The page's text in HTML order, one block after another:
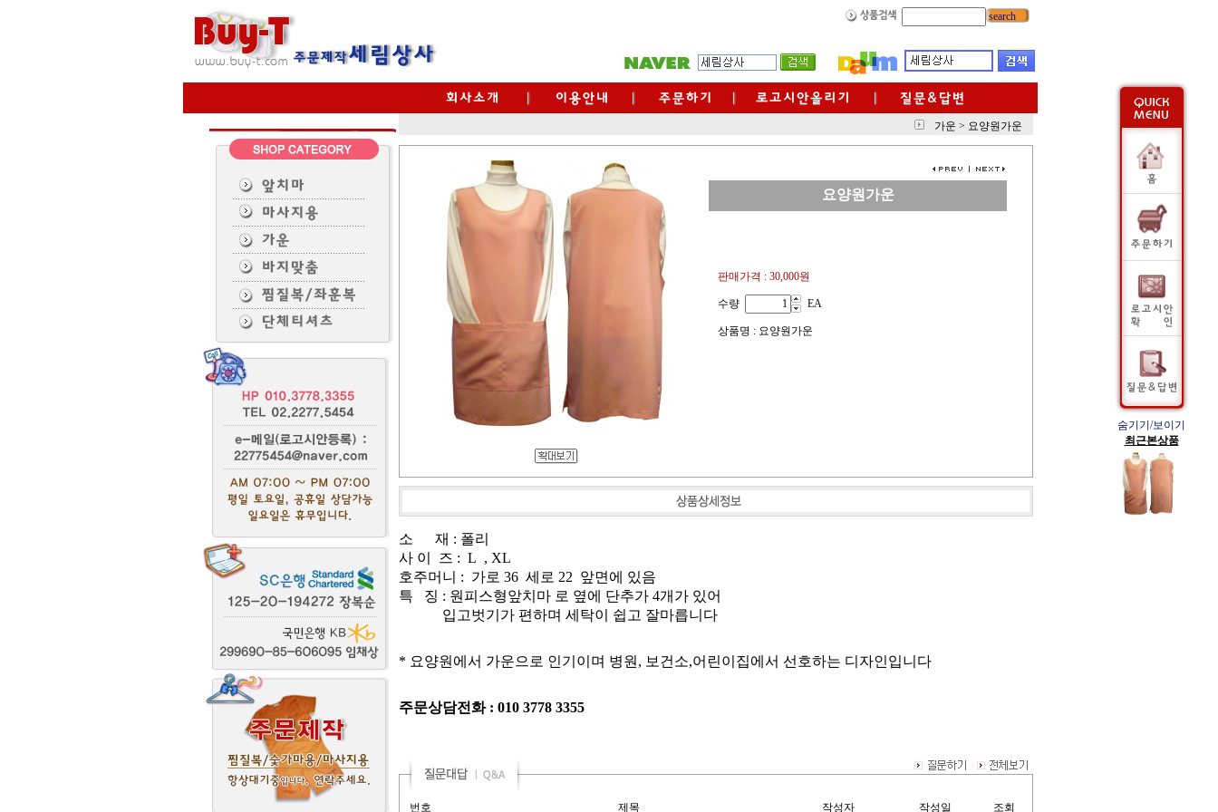
search
가운 > 요양원가운
요양원가운
판매가격 : 30,000원
수량 EA
상품명 : 요양원가운
소 재 : 폴리
사 이 즈 : L , XL
호주머니 : 가로 36 세로 22 앞면에 있음
특 징 : 원피스형앞치마 로 옆에 단추가 4개가 있어
입고벗기가 편하며 세탁이 쉽고 잘마릅니다
* 요양원에서 가운으로 인기이며 병원, 보건소,어린이집에서 선호하는 디자인입니다
주문상담전화 : 010 3778 3355
번호 제목 작성자 작성일 조회
숨기기/보이기
최근본상품